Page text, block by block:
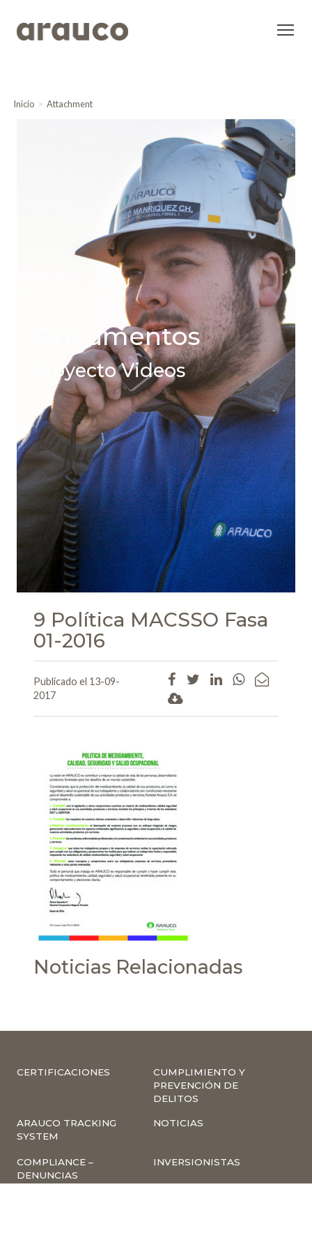
Inicio Attachment
Documentos
Proyecto Videos
9 Política MACSSO Fasa
01-2016
Publicado el 13-09-
2017
Noticias Relacionadas
CERTIFICACIONES
CUMPLIMIENTO Y
PREVENCIÓN DE
DELITOS
ARAUCO TRACKING
SYSTEM
NOTICIAS
COMPLIANCE –
DENUNCIAS
INVERSIONISTAS